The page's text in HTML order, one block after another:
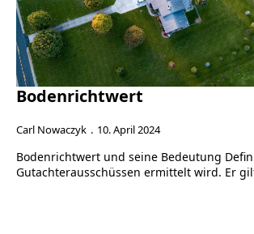
Bodenrichtwert
Carl Nowaczyk 10. April 2024
Bodenrichtwert und seine Bedeutung
Gutachterausschüssen ermittelt wird. Er